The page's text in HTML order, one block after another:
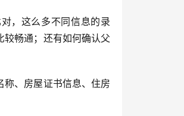
，这么多不同信息的录
较畅通；还有如何确认父
称、房屋证书信息、住房